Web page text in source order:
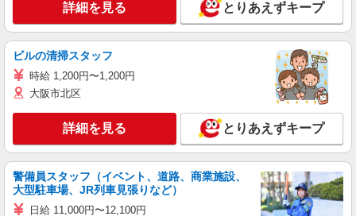
詳細を見る とりあえずキープ
ビルの清掃スタッフ
時給 1,200円〜1,200円
大阪市北区
詳細を見る とりあえずキープ
警備員スタッフ（イベント、道路、商業施設、
大型駐車場、JR列車見張りなど）
日給 11,000円〜12,100円